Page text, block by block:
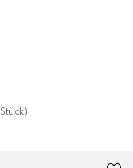
Stück)